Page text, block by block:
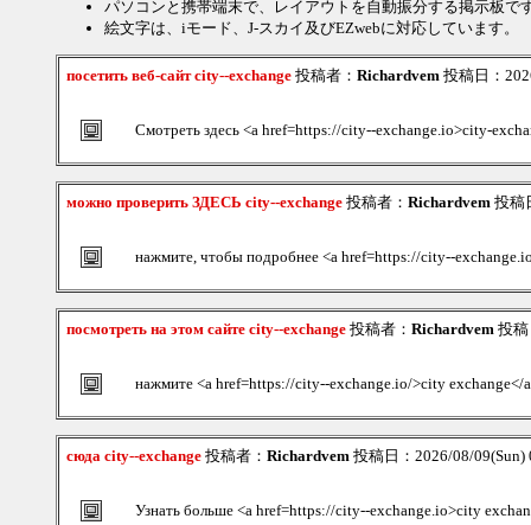
パソコンと携帯端末で、レイアウトを自動振分する掲示板で
絵文字は、iモード、J-スカイ及びEZwebに対応しています。
посетить веб-сайт city--exchange 投稿者： Richardvem 投稿日：
Смотреть здесь <a href=https://city--exchange.io>city-
можно проверить ЗДЕСЬ city--exchange 投稿者： Richardvem 投稿
нажмите, чтобы подробнее <a href=https://city--
посмотреть на этом сайте city--exchange 投稿者： Richardvem 投
нажмите <a href=https://city--exchange.io/>city exchange</
сюда city--exchange 投稿者： Richardvem 投稿日：2026/08/
Узнать больше <a href=https://city--exchange.io>city